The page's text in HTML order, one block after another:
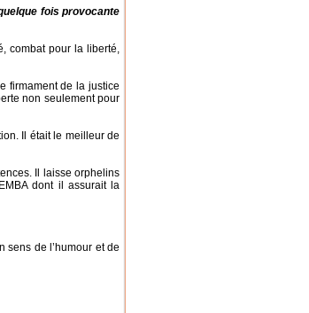
fois provocante
pour la liberté,
firmament de la justice
non seulement pour
Il était le meilleur de
Il laisse orphelins
dont il assurait la
de l’humour et de